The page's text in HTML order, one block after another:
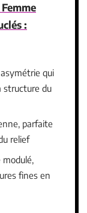
:
qui
structure du
parfaite
relief
fines en